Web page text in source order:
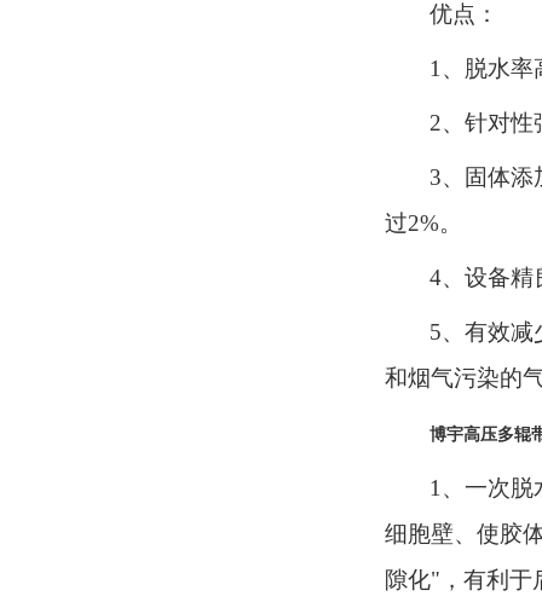
优点：
1、脱水率
2、针对性
3、固体添
过2%。
4、设备精
5、有效减
和烟气污染的
博宇高压多辊
1、一次脱
细胞壁、使胶
隙化"，有利于